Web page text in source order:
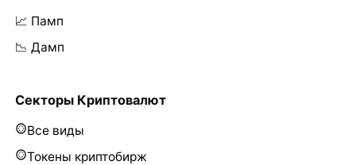
📈 Памп
📉 Дамп
Секторы Криптовалют
Все виды
Токены криптобирж